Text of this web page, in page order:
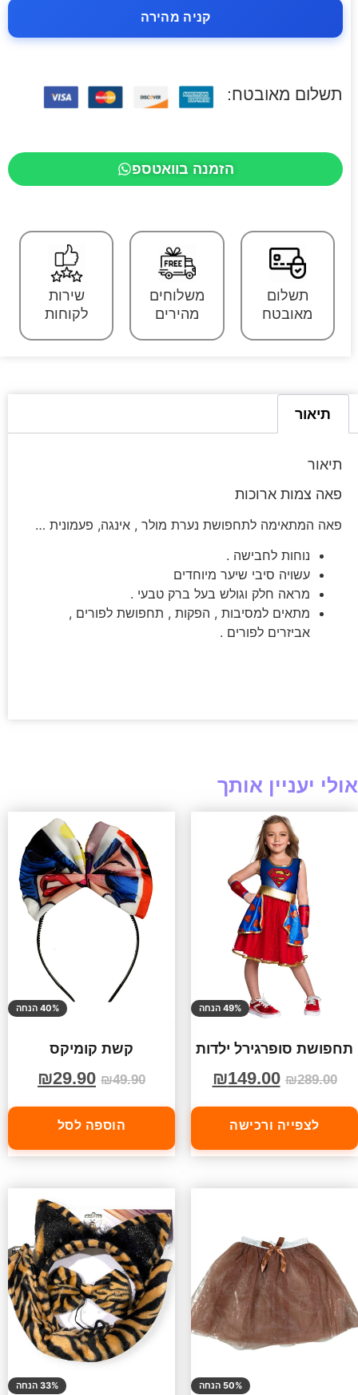
קניה מהירה
תשלום מאובטח:
הזמנה בוואטספ
תשלום
מאובטח
משלוחים
מהירים
שירות
לקוחות
תיאור
תיאור
פאה צמות ארוכות
פאה המתאימה לתחפושת נערת מולר , אינגה, פעמונית …
נוחות לחבישה .
עשויה סיבי שיער מיוחדים
מראה חלק וגולש בעל ברק טבעי .
מתאים למסיבות , הפקות , תחפושת לפורים ,
אביזרים לפורים .
אולי יעניין אותך
49% הנחה
תחפושת סופרגירל ילדות
₪289.00
₪149.00
לצפייה ורכישה
40% הנחה
קשת קומיקס
₪49.90
₪29.90
הוספה לסל
50% הנחה 33% הנחה